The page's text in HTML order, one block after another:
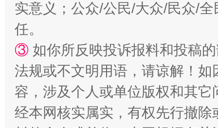
“蜀中异人”王建安的艺术幻境
实意义；公众/公民/大众/民众/
任。
③ 如你所反映投诉报料和投稿
法规或不文明用语，请谅解！
容，涉及个人或单位版权和其它
经本网核实属实，有权先行撤